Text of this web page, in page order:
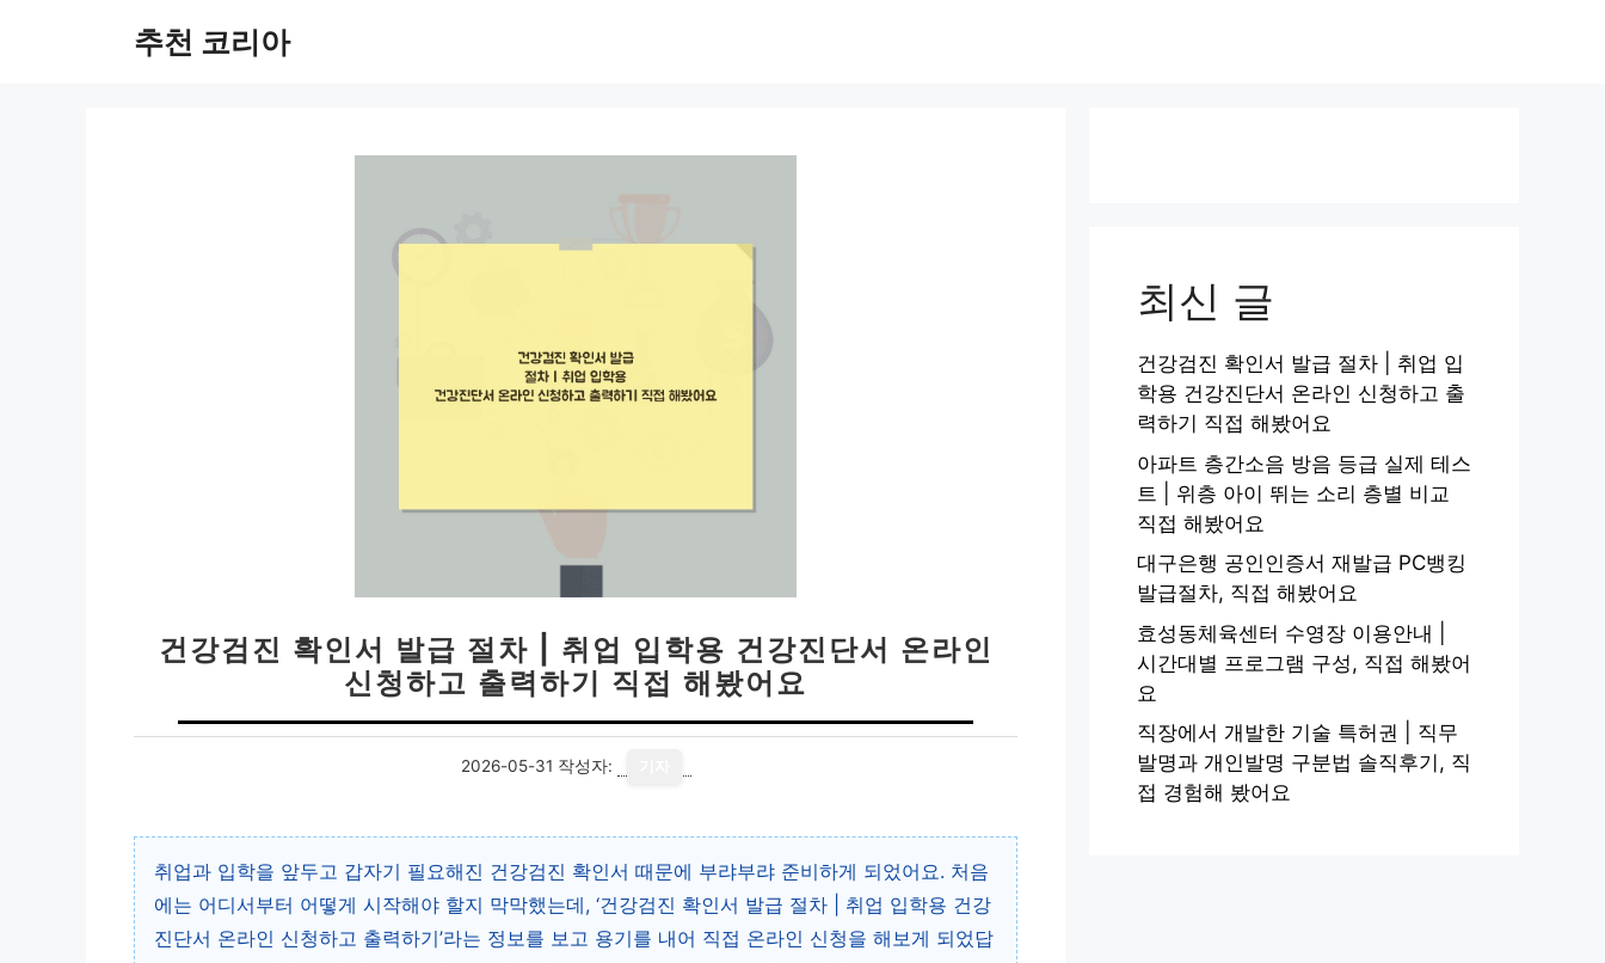
추천 코리아
건강검진 확인서 발급 절차 | 취업 입학용 건강진단서 온라인
신청하고 출력하기 직접 해봤어요
2026-05-31 작성자:
취업과 입학을 앞두고 갑자기 필요해진 건강검진 확인서 때문에 부랴부랴 준비하게 되었어요. 처음
에는 어디서부터 어떻게 시작해야 할지 막막했는데, ‘건강검진 확인서 발급 절차 | 취업 입학용 건강
진단서 온라인 신청하고 출력하기’라는 정보를 보고 용기를 내어 직접 온라인 신청을 해보게 되었답
최신 글
건강검진 확인서 발급 절차 | 취업 입
학용 건강진단서 온라인 신청하고 출
력하기 직접 해봤어요
아파트 층간소음 방음 등급 실제 테스
트 | 위층 아이 뛰는 소리 층별 비교
직접 해봤어요
대구은행 공인인증서 재발급 PC뱅킹
발급절차, 직접 해봤어요
효성동체육센터 수영장 이용안내 |
시간대별 프로그램 구성, 직접 해봤어
요
직장에서 개발한 기술 특허권 | 직무
발명과 개인발명 구분법 솔직후기, 직
접 경험해 봤어요